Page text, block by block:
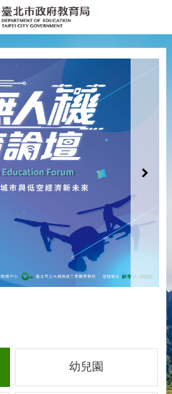
幼兒園